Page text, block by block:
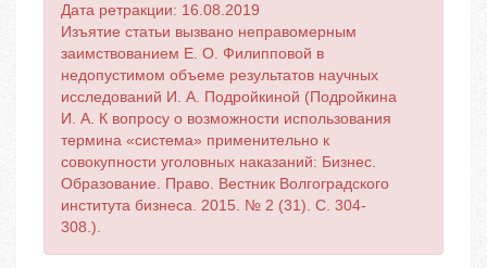
Дата ретракции: 16.08.2019
Изъятие статьи вызвано неправомерным
заимствованием Е. О. Филипповой в
недопустимом объеме результатов научных
исследований И. А. Подройкиной (Подройкина
И. А. К вопросу о возможности использования
термина «система» применительно к
совокупности уголовных наказаний: Бизнес.
Образование. Право. Вестник Волгоградского
института бизнеса. 2015. № 2 (31). С. 304-
308.).